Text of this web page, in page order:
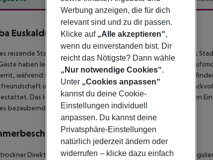
Euskalduna Hotel
4
reizende Stadthotel befindet sich in der Nähe des San Mames
haben leichten Zugang zu zahlreichen Attraktionen,
während sich in der Nähe eine Vielzahl von Golfplätzen
und exzellentem Service. Die Zimmer sind
Das Hotel bietet eine breite Palette an hervorragenden
bezaubernde Hotel wird Sie mit Sicherheit beeindrucken.
DirektwahltelefonFernseherInternetzugangZentral
Werbung anzeigen, die für dich
relevant sind und zu dir passen.
Klicke auf „Alle akzeptieren“,
wenn du einverstanden bist. Dir
reicht das Nötigste? Dann wähle
„Nur notwendige Cookies“.
Unter „Cookies anpassen“
kannst du deine Cookie-
Einstellungen individuell
anpassen. Du kannst deine
Privatsphäre-Einstellungen
natürlich jederzeit ändern oder
widerrufen – klicke dazu einfach